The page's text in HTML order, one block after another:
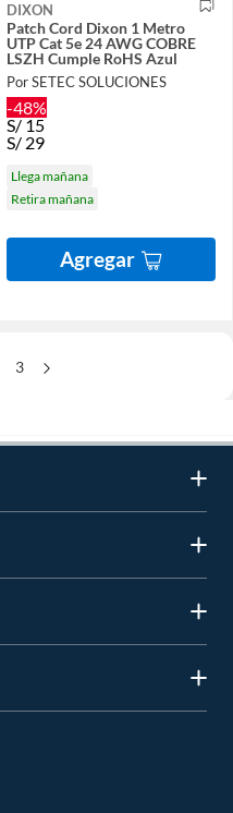
DIXON
Patch Cord Dixon 1 Metro
UTP Cat 5e 24 AWG COBRE
LSZH Cumple RoHS Azul
Por SETEC SOLUCIONES
-48%
S/ 15
S/ 29
Llega mañana
Retira mañana
Agregar
3